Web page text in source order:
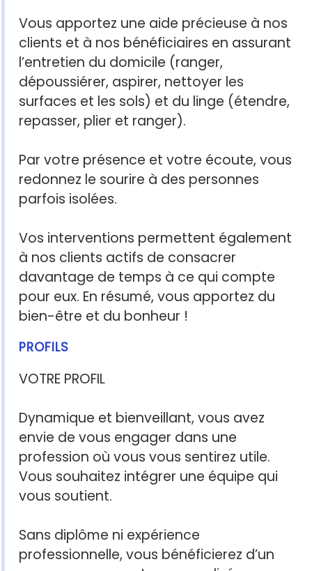
Vous apportez une aide précieuse à nos
clients et à nos bénéficiaires en assurant
l’entretien du domicile (ranger,
dépoussiérer, aspirer, nettoyer les
surfaces et les sols) et du linge (étendre,
repasser, plier et ranger).
Par votre présence et votre écoute, vous
redonnez le sourire à des personnes
parfois isolées.
Vos interventions permettent également
à nos clients actifs de consacrer
davantage de temps à ce qui compte
pour eux. En résumé, vous apportez du
bien-être et du bonheur !
PROFILS
VOTRE PROFIL
Dynamique et bienveillant, vous avez
envie de vous engager dans une
profession où vous vous sentirez utile.
Vous souhaitez intégrer une équipe qui
vous soutient.
Sans diplôme ni expérience
professionnelle, vous bénéficierez d’un